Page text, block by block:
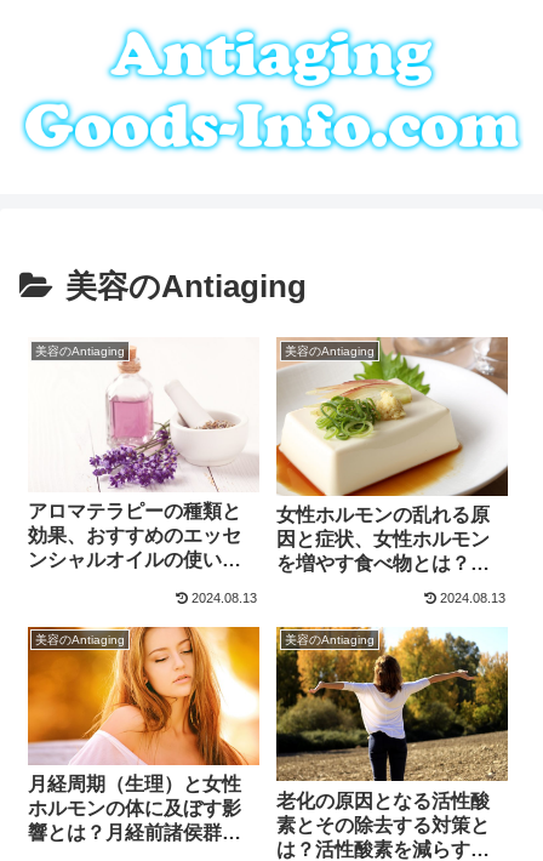
美容のAntiaging
美容のAntiaging
アロマテラピーの種類と
効果、おすすめのエッセ
ンシャルオイルの使い方
2024.08.13
美容のAntiaging
女性ホルモンの乱れる原
因と症状、女性ホルモン
を増やす食べ物とは？イ
ソフラボンとビタミンＥ
2024.08.13
美容のAntiaging
月経周期（生理）と女性
ホルモンの体に及ぼす影
響とは？月経前諸侯群と
美容のAntiaging
老化の原因となる活性酸
素とその除去する対策と
は？活性酸素を減らす食